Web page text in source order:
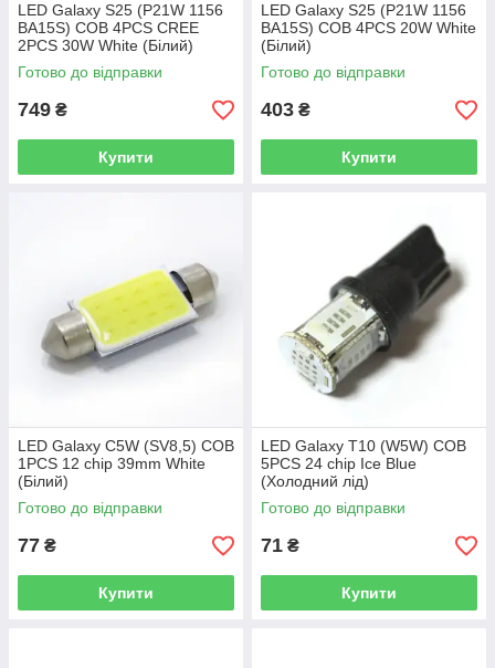
LED Galaxy S25 (P21W 1156
BA15S) COB 4PCS CREE
2PCS 30W White (Білий)
Готово до відправки
749 ₴
Купити
LED Galaxy S25 (P21W 1156
BA15S) COB 4PCS 20W White
(Білий)
Готово до відправки
403 ₴
Купити
LED Galaxy C5W (SV8,5) COB
1PCS 12 chip 39mm White
(Білий)
Готово до відправки
77 ₴
Купити
LED Galaxy T10 (W5W) COB
5PCS 24 chip Ice Blue
(Холодний лід)
Готово до відправки
71 ₴
Купити